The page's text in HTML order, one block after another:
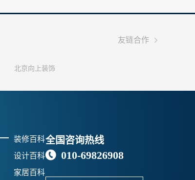
友链合作 
北京向上装饰
装修百科
设计百科
家居百科
全国咨询热线
 010-69826908